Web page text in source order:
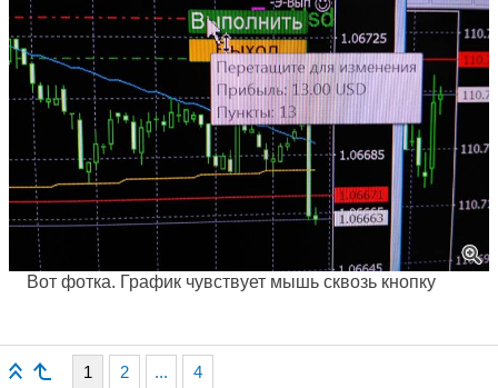
Вот фотка. График чувствует мышь сквозь кнопку
1 2 ... 4